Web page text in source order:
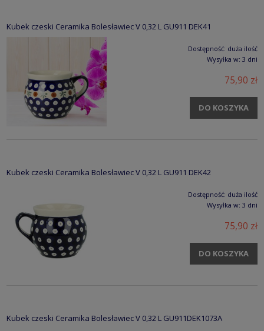
Kubek czeski Ceramika Bolesławiec V 0,32 L GU911 DEK41
Dostępność: duża ilość
Wysyłka w: 3 dni
75,90 zł
DO KOSZYKA
Kubek czeski Ceramika Bolesławiec V 0,32 L GU911 DEK42
Dostępność: duża ilość
Wysyłka w: 3 dni
75,90 zł
DO KOSZYKA
Kubek czeski Ceramika Bolesławiec V 0,32 L GU911DEK1073A